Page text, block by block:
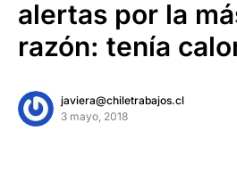
alertas por la
razón: tenía
javiera@chiletrabajos.cl
3 mayo, 2018